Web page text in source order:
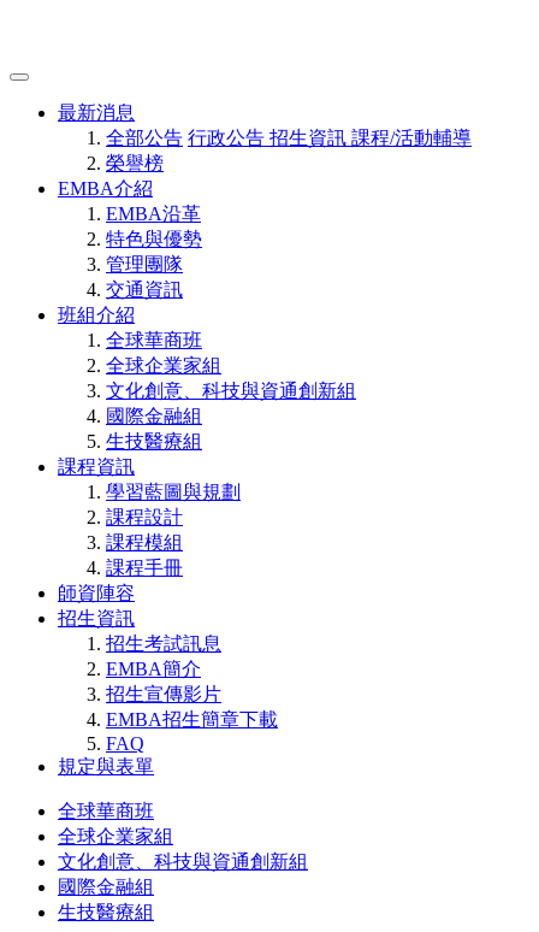
最新消息
全部公告 行政公告 招生資訊 課程/活動輔導
榮譽榜
EMBA介紹
EMBA沿革
特色與優勢
管理團隊
交通資訊
班組介紹
全球華商班
全球企業家組
文化創意、科技與資通創新組
國際金融組
生技醫療組
課程資訊
學習藍圖與規劃
課程設計
課程模組
課程手冊
師資陣容
招生資訊
招生考試訊息
EMBA簡介
招生宣傳影片
EMBA招生簡章下載
FAQ
規定與表單
全球華商班
全球企業家組
文化創意、科技與資通創新組
國際金融組
生技醫療組